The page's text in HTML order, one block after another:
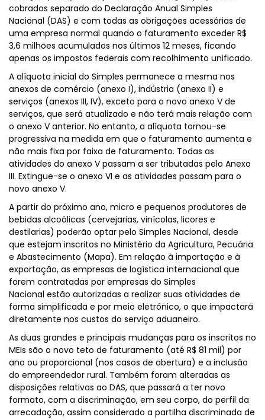
cobrados separado do Declaração Anual Simples
Nacional (DAS) e com todas as obrigações acessórias de
uma empresa normal quando o faturamento exceder R$
3,6 milhões acumulados nos últimos 12 meses, ficando
apenas os impostos federais com recolhimento unificado.
A alíquota inicial do Simples permanece a mesma nos
anexos de comércio (anexo I), indústria (anexo II) e
serviços (anexos III, IV), exceto para o novo anexo V de
serviços, que será atualizado e não terá mais relação com
o anexo V anterior. No entanto, a alíquota tornou-se
progressiva na medida em que o faturamento aumenta e
não mais fixa por faixa de faturamento. Todas as
atividades do anexo V passam a ser tributadas pelo Anexo
III. Extingue-se o anexo VI e as atividades passam para o
novo anexo V.
A partir do próximo ano, micro e pequenos produtores de
bebidas alcoólicas (cervejarias, vinícolas, licores e
destilarias) poderão optar pelo Simples Nacional, desde
que estejam inscritos no Ministério da Agricultura, Pecuária
e Abastecimento (Mapa). Em relação à importação e à
exportação, as empresas de logística internacional que
forem contratadas por empresas do Simples
Nacional estão autorizadas a realizar suas atividades de
forma simplificada e por meio eletrônico, o que impactará
diretamente nos custos do serviço aduaneiro.
As duas grandes e principais mudanças para os inscritos no
MEIs são o novo teto de faturamento (até R$ 81 mil) por
ano ou proporcional (nos casos de abertura) e a inclusão
do empreendedor rural. Também foram alteradas as
disposições relativas ao DAS, que passará a ter novo
formato, com a discriminação, em seu corpo, do perfil da
arrecadação, assim considerado a partilha discriminada de